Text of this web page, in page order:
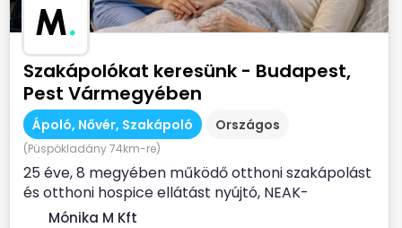
M.
Szakápolókat keresünk - Budapest,
Pest Vármegyében
Ápoló, Nővér, Szakápoló Országos
(Püspökladány 74km-re)
25 éve, 8 megyében működő otthoni szakápolást
és otthoni hospice ellátást nyújtó, NEAK-
finanszírozott...
Mónika M Kft